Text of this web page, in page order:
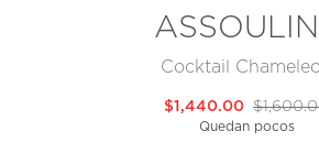
Cocktail
$1,440.00
Quedan pocos